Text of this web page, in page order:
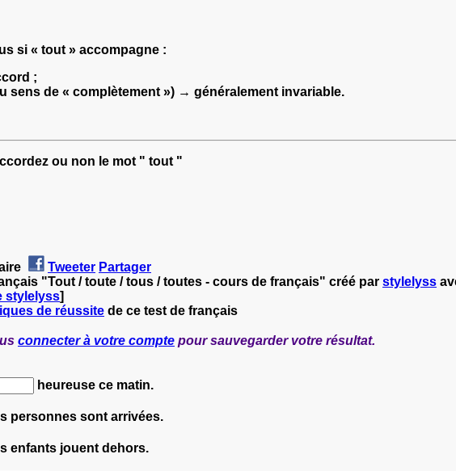
si « tout » accompagne :
;
sens de « complètement ») → généralement invariable.
ou non le mot " tout "
Tweeter Partager
"Tout / toute / tous / toutes - cours de français" créé par stylelyss
stylelyss]
de réussite de ce test de français
connecter à votre compte pour sauvegarder votre résultat.
heureuse ce matin.
personnes sont arrivées.
enfants jouent dehors.